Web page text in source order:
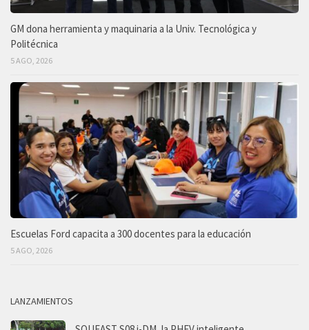
GM dona herramienta y maquinaria a la Univ. Tecnológica y
Politécnica
5 AGO, 2026
Escuelas Ford capacita a 300 docentes para la educación
5 AGO, 2026
LANZAMIENTOS